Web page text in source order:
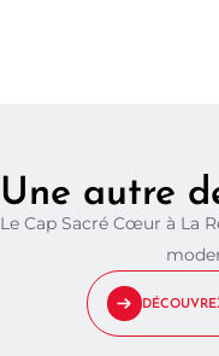
Une autre
Le Cap Sacré Cœur à La